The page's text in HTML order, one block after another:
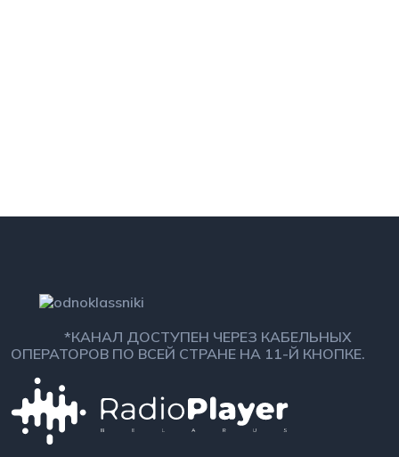
*КАНАЛ ДОСТУПЕН ЧЕРЕЗ КАБЕЛЬНЫХ
ОПЕРАТОРОВ ПО ВСЕЙ СТРАНЕ НА 11-Й КНОПКЕ.